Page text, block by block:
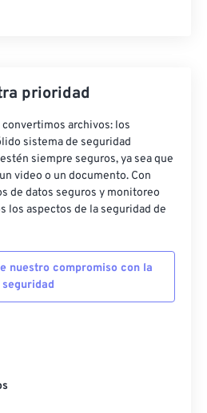
prioridad
archivos: los
sistema de seguridad
siempre seguros, ya sea que
video o un documento. Con
de datos seguros y monitoreo
los aspectos de la seguridad de
nuestro compromiso con la
seguridad